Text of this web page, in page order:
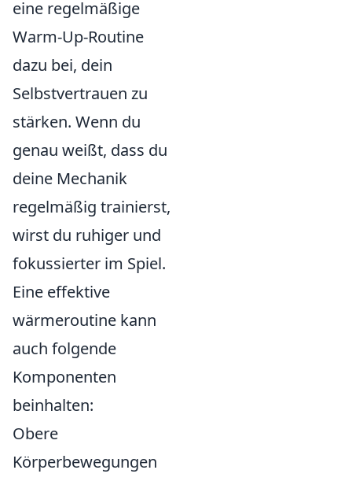
eine regelmäßige
Warm-Up-Routine
dazu bei, dein
Selbstvertrauen zu
stärken. Wenn du
genau weißt, dass du
deine Mechanik
regelmäßig trainierst,
wirst du ruhiger und
fokussierter im Spiel.
Eine effektive
wärmeroutine kann
auch folgende
Komponenten
beinhalten:
Obere
Körperbewegungen